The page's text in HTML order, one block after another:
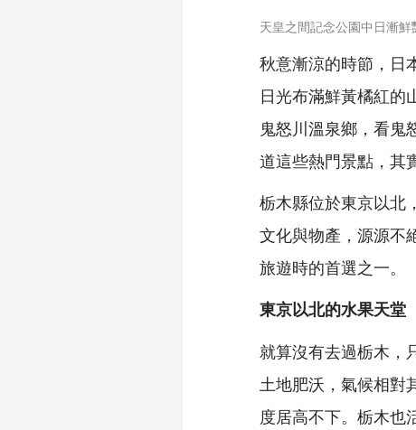
天皇之間記念公園中日漸鮮
秋意漸涼的時節，日
日光布滿鮮黃橘紅的
鬼怒川溫泉鄉，看鬼
道這些熱門景點，其
栃木縣位於東京以北
文化與物產，源源不
旅遊時的首選之一。
東京以北的水果天堂
就算沒有去過栃木，
土地肥沃，氣候相對
度居高不下。栃木也